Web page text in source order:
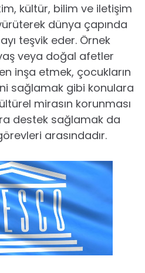
kültür, bilim ve iletişim
dünya çapında
teşvik eder. Örnek
veya doğal afetler
inşa etmek, çocukların
sağlamak gibi konulara
mirasın korunması
destek sağlamak da
arasındadır.